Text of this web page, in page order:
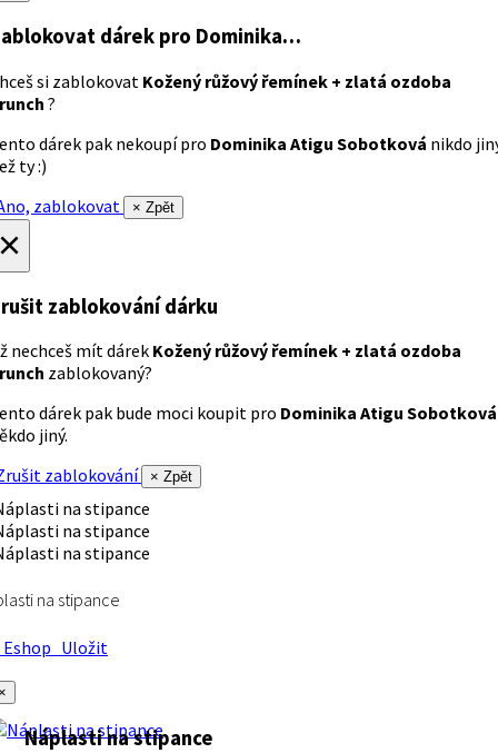
dárek pro Dominika…
si zablokovat Kožený růžový řemínek + zlatá ozdoba
?
dárek pak nekoupí pro Dominika Atigu Sobotková nikdo
ty :)
zablokovat
× Zpět
zablokování dárku
nechceš mít dárek Kožený růžový řemínek + zlatá ozdoba
zablokovaný?
dárek pak bude moci koupit pro Dominika Atigu Sobotková
jiný.
zablokování
× Zpět
na stipance
Uložit
Náplasti na stipance